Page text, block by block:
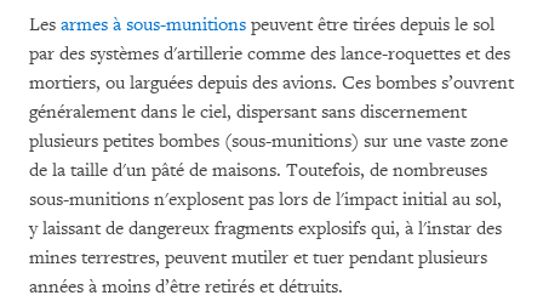
Les armes à sous-munitions peuvent être tirées depuis le sol
par des systèmes d'artillerie comme des lance-roquettes et des
mortiers, ou larguées depuis des avions. Ces bombes s’ouvrent
généralement dans le ciel, dispersant sans discernement
plusieurs petites bombes (sous-munitions) sur une vaste zone
de la taille d'un pâté de maisons. Toutefois, de nombreuses
sous-munitions n'explosent pas lors de l'impact initial au sol,
y laissant de dangereux fragments explosifs qui, à l'instar des
mines terrestres, peuvent mutiler et tuer pendant plusieurs
années à moins d’être retirés et détruits.